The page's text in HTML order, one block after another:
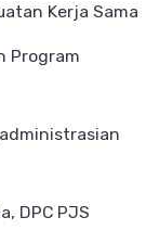
Kerja Sama
Program
DPC PJS